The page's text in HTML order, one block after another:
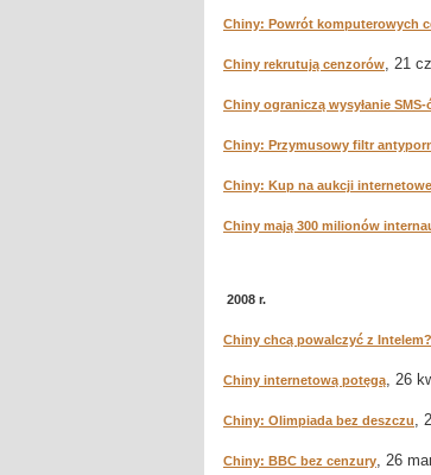
Chiny: Powrót komputerowych
Chiny rekrutują cenzorów, 21
Chiny ograniczą wysyłanie SMS-
Chiny: Przymusowy filtr
Chiny: Kup na aukcji
Chiny mają 300 milionów
2008 r.
Chiny chcą powalczyć z Intelem?
Chiny internetową potęgą, 26
Chiny: Olimpiada bez deszczu,
Chiny: BBC bez cenzury, 26